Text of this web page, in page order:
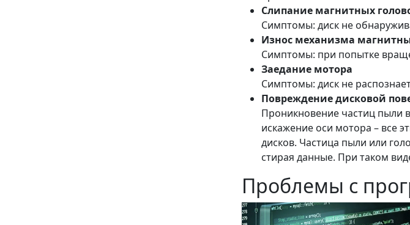
Слипание магнитных
Симптомы: диск не
Износ механизма
Симптомы: при попытке
Заедание мотора
Симптомы: диск не
Повреждение дисковой
Проникновение частиц пыли
искажение оси мотора – все
дисков. Частица пыли или
стирая данные. При таком
Проблемы с